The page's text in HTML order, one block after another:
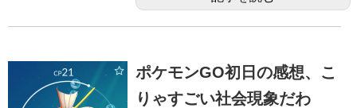
ポケモンGO初日の感想、こ
りゃすごい社会現象だわ